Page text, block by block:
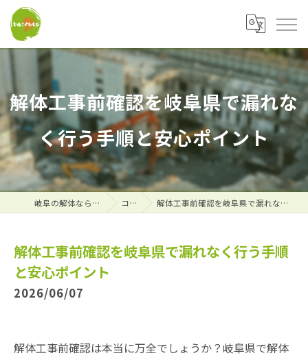
解体工事前確認を岐阜県で漏れな
く行う手順と安心ポイント
岐阜の解体なら株式会社大福 コラム 解体工事前確認を岐阜県で漏れなく行う手順と安心ポイント
解体工事前確認を岐阜県で漏れなく行う手順
と安心ポイント
2026/06/07
解体工事前確認は本当に万全でしょうか？岐阜県で解体